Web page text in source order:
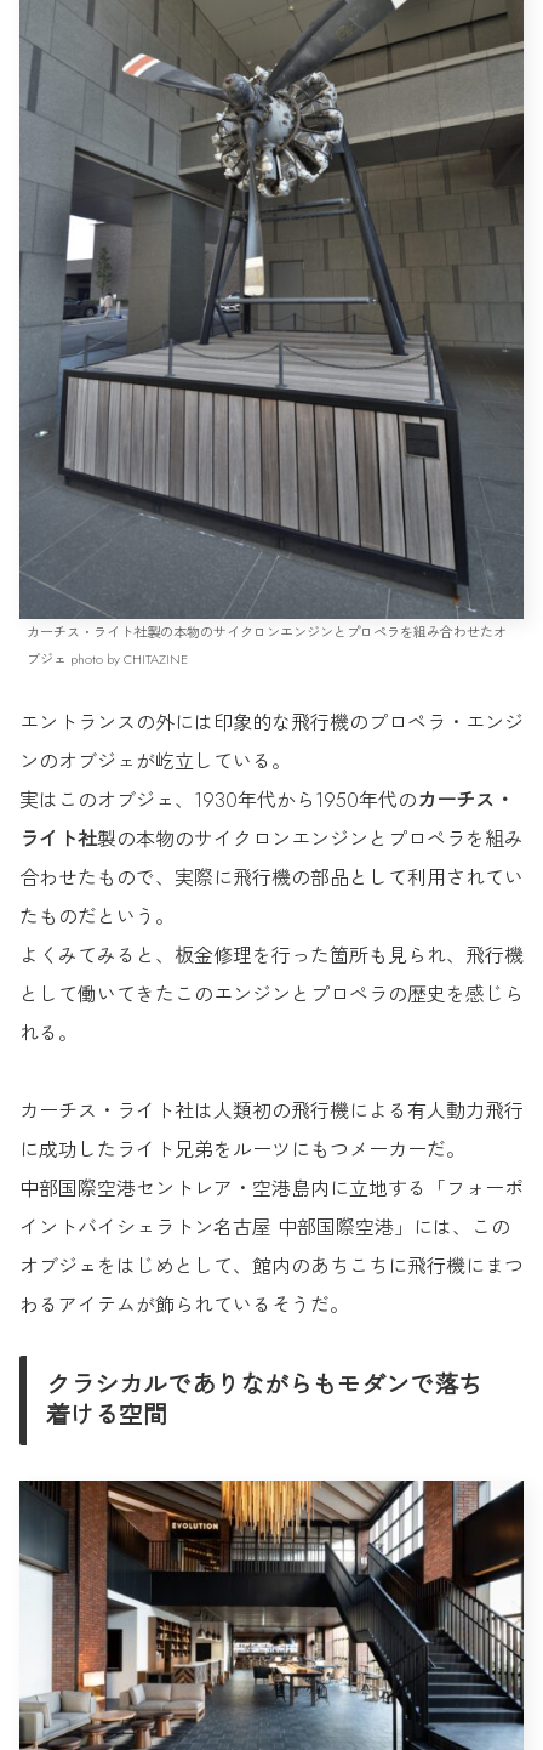
カーチス・ライト社製の本物のサイクロンエンジンとプロペラを組み合わせたオ
ブジェ photo by CHITAZINE
エントランスの外には印象的な飛行機のプロペラ・エンジ
ンのオブジェが屹立している。
実はこのオブジェ、1930年代から1950年代のカーチス・
ライト社製の本物のサイクロンエンジンとプロペラを組み
合わせたもので、実際に飛行機の部品として利用されてい
たものだという。
よくみてみると、板金修理を行った箇所も見られ、飛行機
として働いてきたこのエンジンとプロペラの歴史を感じら
れる。
カーチス・ライト社は人類初の飛行機による有人動力飛行
に成功したライト兄弟をルーツにもつメーカーだ。
中部国際空港セントレア・空港島内に立地する「フォーポ
イントバイシェラトン名古屋 中部国際空港」には、この
オブジェをはじめとして、館内のあちこちに飛行機にまつ
わるアイテムが飾られているそうだ。
クラシカルでありながらもモダンで落ち
着ける空間